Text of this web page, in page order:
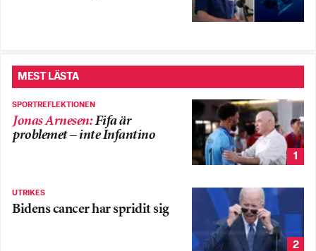
MEST LÄSTA
SPORTREFLEKTIONEN
Jonas Arnesen:Fifa är
problemet – inte Infantino
1
UTRIKES
Bidens cancer har spridit sig
2